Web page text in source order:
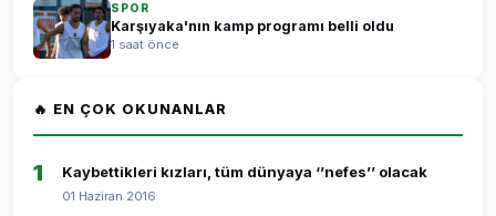
SPOR
Karşıyaka'nın kamp programı belli oldu
1 saat önce
🔥 EN ÇOK OKUNANLAR
1 Kaybettikleri kızları, tüm dünyaya ‘’nefes’’ olacak
01 Haziran 2016